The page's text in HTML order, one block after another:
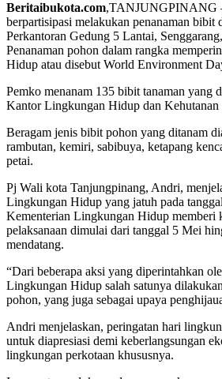
Beritaibukota.com,TANJUNGPINANG
berpartisipasi melakukan penanaman bibit
Perkantoran Gedung 5 Lantai,
Penanaman pohon dalam rangka
Hidup atau disebut World Environment
Pemko menanam 135 bibit tanaman yang
Kantor Lingkungan Hidup dan
Beragam jenis bibit pohon yang ditanam
rambutan, kemiri, sabibuya, ketapang
petai.
Pj Wali kota Tanjungpinang, Andri,
Lingkungan Hidup yang jatuh pada
Kementerian Lingkungan Hidup memberi
pelaksanaan dimulai dari tanggal 5 Mei
mendatang.
“Dari beberapa aksi yang diperintahkan
Lingkungan Hidup salah satunya
pohon, yang juga sebagai upaya
Andri menjelaskan, peringatan hari
untuk diapresiasi demi keberlangsungan
lingkungan perkotaan khususnya.